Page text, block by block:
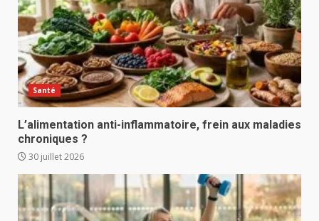
Santé
L’alimentation anti-inflammatoire, frein aux maladies
chroniques ?
30 juillet 2026